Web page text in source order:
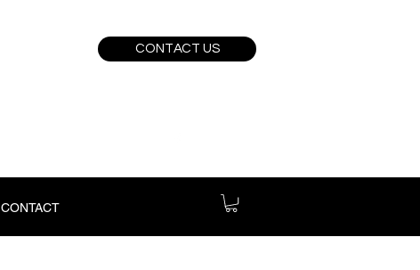
CONTACT US
CONTACT